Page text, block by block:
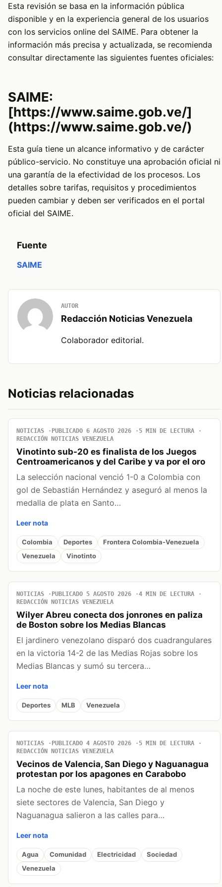
Esta revisión se basa en la información pública
disponible y en la experiencia general de los usuarios
con los servicios online del SAIME. Para obtener la
información más precisa y actualizada, se recomienda
consultar directamente las siguientes fuentes oficiales:
SAIME:
[https://www.saime.gob.ve/]
(https://www.saime.gob.ve/)
Esta guía tiene un alcance informativo y de carácter
público-servicio. No constituye una aprobación oficial ni
una garantía de la efectividad de los procesos. Los
detalles sobre tarifas, requisitos y procedimientos
pueden cambiar y deben ser verificados en el portal
oficial del SAIME.
Fuente
SAIME
AUTOR
Redacción Noticias Venezuela
Colaborador editorial.
Noticias relacionadas
NOTICIAS PUBLICADO 6 AGOSTO 2026
5 MIN DE LECTURA
REDACCIÓN NOTICIAS VENEZUELA
Vinotinto sub-20 es finalista de los Juegos
Centroamericanos y del Caribe y va por el oro
La selección nacional venció 1-0 a Colombia con
gol de Sebastián Hernández y aseguró al menos la
medalla de plata en Santo…
Leer nota
Colombia Deportes
Frontera Colombia-Venezuela
Venezuela
Vinotinto
NOTICIAS PUBLICADO 5 AGOSTO 2026
4 MIN DE LECTURA
REDACCIÓN NOTICIAS VENEZUELA
Wilyer Abreu conecta dos jonrones en paliza
de Boston sobre los Medias Blancas
El jardinero venezolano disparó dos cuadrangulares
en la victoria 14-2 de las Medias Rojas sobre los
Medias Blancas y sumó su tercera…
Leer nota
Deportes MLB Venezuela
NOTICIAS PUBLICADO 4 AGOSTO 2026
5 MIN DE LECTURA
REDACCIÓN NOTICIAS VENEZUELA
Vecinos de Valencia, San Diego y Naguanagua
protestan por los apagones en Carabobo
La noche de este lunes, habitantes de al menos
siete sectores de Valencia, San Diego y
Naguanagua salieron a las calles para…
Leer nota
Agua Comunidad Electricidad
Sociedad
Venezuela